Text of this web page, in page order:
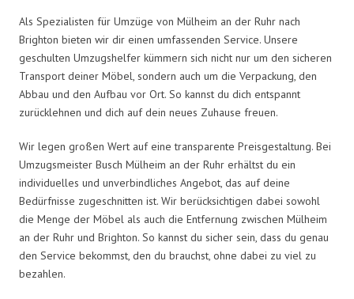
Als Spezialisten für Umzüge von Mülheim an der Ruhr nach
Brighton bieten wir dir einen umfassenden Service. Unsere
geschulten Umzugshelfer kümmern sich nicht nur um den sicheren
Transport deiner Möbel, sondern auch um die Verpackung, den
Abbau und den Aufbau vor Ort. So kannst du dich entspannt
zurücklehnen und dich auf dein neues Zuhause freuen.
Wir legen großen Wert auf eine transparente Preisgestaltung. Bei
Umzugsmeister Busch Mülheim an der Ruhr erhältst du ein
individuelles und unverbindliches Angebot, das auf deine
Bedürfnisse zugeschnitten ist. Wir berücksichtigen dabei sowohl
die Menge der Möbel als auch die Entfernung zwischen Mülheim
an der Ruhr und Brighton. So kannst du sicher sein, dass du genau
den Service bekommst, den du brauchst, ohne dabei zu viel zu
bezahlen.